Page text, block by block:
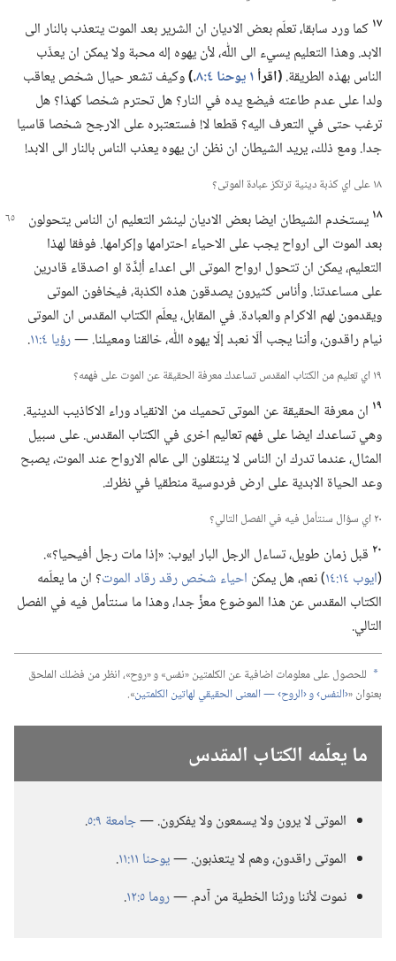
١٧ كما ورد سابقا،‏ تعلّم بعض الاديان ان الشرير بعد الموت يتعذب بالنار الى
الابد.‏ وهذا التعليم يسيء الى اللّٰه،‏ لأن يهوه إله محبة ولا يمكن ان يعذّب
الناس بهذه الطريقة.‏‏(‏اقرأ١ يوحنا ٤:‏٨ ‏.‏)‏وكيف تشعر حيال شخص يعاقب
ولدا على عدم طاعته فيضع يده في النار؟‏ هل تحترم شخصا كهذا؟‏ هل
ترغب حتى في التعرف اليه؟‏ قطعا لا!‏ فستعتبره على الارجح شخصا قاسيا
جدا.‏ ومع ذلك،‏ يريد الشيطان ان نظن ان يهوه يعذب الناس بالنار الى الابد!‏
١٨ على اي كذبة دينية ترتكز عبادة الموتى؟‏
١٨ يستخدم الشيطان ايضا بعض الاديان لينشر التعليم ان الناس يتحولون
بعد الموت الى ارواح يجب على الاحياء احترامها وإكرامها.‏ فوفقا لهذا
التعليم،‏ يمكن ان تتحول ارواح الموتى الى اعداء ألِدَّة او اصدقاء قادرين
على مساعدتنا.‏ وأناس كثيرون يصدقون هذه الكذبة،‏ فيخافون الموتى
ويقدمون لهم الاكرام والعبادة.‏ في المقابل،‏ يعلّم الكتاب المقدس ان الموتى
نيام راقدون،‏ وأننا يجب ألّا نعبد إلّا يهوه اللّٰه،‏ خالقنا ومعيلنا.‏ —‏رؤيا ٤:‏١١ ‏.‏
١٩ اي تعليم من الكتاب المقدس تساعدك معرفة الحقيقة عن الموت على فهمه؟‏
١٩ ان معرفة الحقيقة عن الموتى تحميك من الانقياد وراء الاكاذيب الدينية.‏
وهي تساعدك ايضا على فهم تعاليم اخرى في الكتاب المقدس.‏ على سبيل
المثال،‏ عندما تدرك ان الناس لا ينتقلون الى عالم الارواح عند الموت،‏ يصبح
وعد الحياة الابدية على ارض فردوسية منطقيا في نظرك.‏
٢٠ اي سؤال سنتأمل فيه في الفصل التالي؟‏
٢٠ قبل زمان طويل،‏ تساءل الرجل البار ايوب:‏ «إذا مات رجل أفيحيا؟‏».‏
(‏ايوب ١٤:‏١٤ ‏)‏ نعم،‏ هل يمكن احياء شخص رقد رقاد الموت‏؟‏ ان ما يعلّمه
الكتاب المقدس عن هذا الموضوع معزٍّ جدا،‏ وهذا ما سنتأمل فيه في الفصل
التالي.‏
a للحصول على معلومات اضافية عن الكلمتين «نفس» و «روح»،‏ انظر من فضلك الملحق
بعنوان «‏‏‹النفس› و ‹الروح› —‏ المعنى الحقيقي لهاتين الكلمتين‏».‏
ما يعلّمه الكتاب المقدس
الموتى لا يرون ولا يسمعون ولا يفكرون.‏ —‏جامعة ٩:‏٥
‏.‏
الموتى راقدون،‏ وهم لا يتعذبون.‏ —‏يوحنا ١١:‏١١
‏.‏
نموت لأننا ورثنا الخطية من آدم.‏ —‏روما ٥:‏١٢ ‏.‏